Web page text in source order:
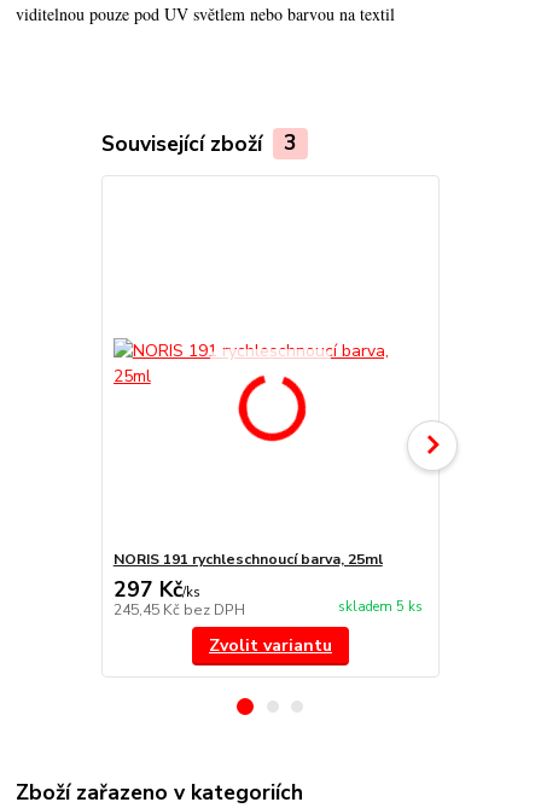
viditelnou pouze pod UV světlem nebo barvou na textil
Související zboží 3
NORIS 191 rychleschnoucí barva, 25ml
297 Kč/ks
245,45 Kč bez DPH skladem 5 ks
Zvolit variantu
Zboží zařazeno v kategoriích